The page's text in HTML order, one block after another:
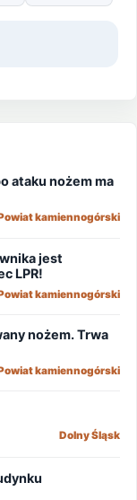
ataku nożem ma
kamiennogórski
jest
LPR!
kamiennogórski
nożem. Trwa
kamiennogórski
Dolny Śląsk